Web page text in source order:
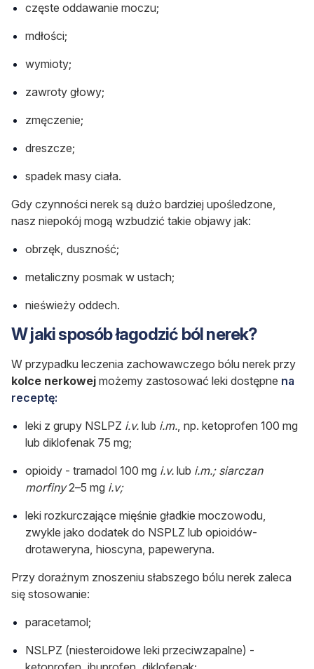
częste oddawanie moczu;
mdłości;
wymioty;
zawroty głowy;
zmęczenie;
dreszcze;
spadek masy ciała.
Gdy czynności nerek są dużo bardziej upośledzone,
nasz niepokój mogą wzbudzić takie objawy jak:
obrzęk, duszność;
metaliczny posmak w ustach;
nieświeży oddech.
W jaki sposób łagodzić ból nerek?
W przypadku leczenia zachowawczego bólu nerek przy
kolce nerkowej możemy zastosować leki dostępne na
receptę:
leki z grupy NSLPZ i.v. lub i.m., np. ketoprofen 100 mg
lub diklofenak 75 mg;
opioidy - tramadol 100 mg i.v. lub i.m.; siarczan
morfiny2–5 mg i.v;
leki rozkurczające mięśnie gładkie moczowodu,
zwykle jako dodatek do NSPLZ lub opioidów-
drotaweryna, hioscyna, papeweryna.
Przy doraźnym znoszeniu słabszego bólu nerek zaleca
się stosowanie:
paracetamol;
NSLPZ (niesteroidowe leki przeciwzapalne) -